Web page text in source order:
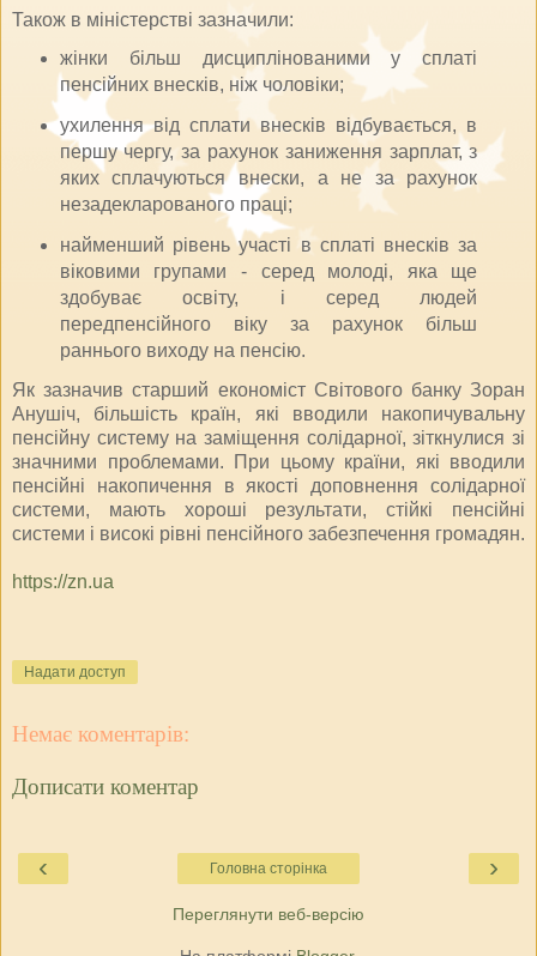
Також в міністерстві зазначили:
жінки більш дисциплінованими у сплаті
пенсійних внесків, ніж чоловіки;
ухилення від сплати внесків відбувається, в
першу чергу, за рахунок заниження зарплат, з
яких сплачуються внески, а не за рахунок
незадекларованого праці;
найменший рівень участі в сплаті внесків за
віковими групами - серед молоді, яка ще
здобуває освіту, і серед людей
передпенсійного віку за рахунок більш
раннього виходу на пенсію.
Як зазначив старший економіст Світового банку Зоран
Анушіч, більшість країн, які вводили накопичувальну
пенсійну систему на заміщення солідарної, зіткнулися зі
значними проблемами. При цьому країни, які вводили
пенсійні накопичення в якості доповнення солідарної
системи, мають хороші результати, стійкі пенсійні
системи і високі рівні пенсійного забезпечення громадян.
https://zn.ua
Надати доступ
Немає коментарів:
Дописати коментар
‹ ›
Головна сторінка
Переглянути веб-версію